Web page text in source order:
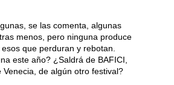
se las comenta, algunas
menos, pero ninguna produce
que perduran y rebotan.
este año? ¿Saldrá de BAFICI,
Venecia, de algún otro festival?